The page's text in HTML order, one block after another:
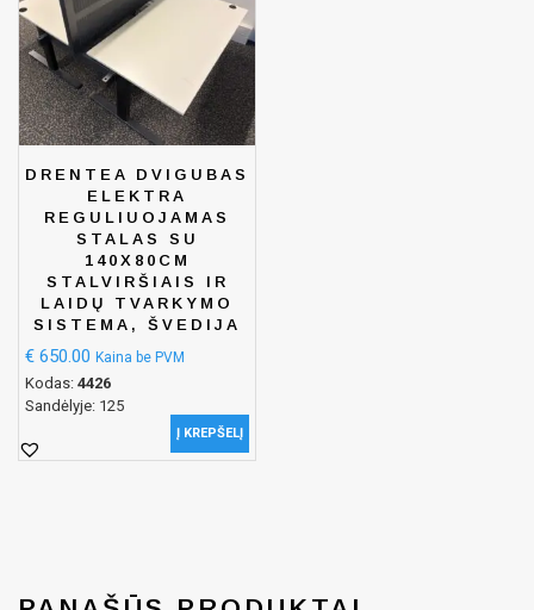
DRENTEA DVIGUBAS
ELEKTRA
REGULIUOJAMAS
STALAS SU
140X80CM
STALVIRŠIAIS IR
LAIDŲ TVARKYMO
SISTEMA, ŠVEDIJA
€ 650.00 Kaina be PVM
Kodas: 4426
Sandėlyje: 125
Į KREPŠELĮ